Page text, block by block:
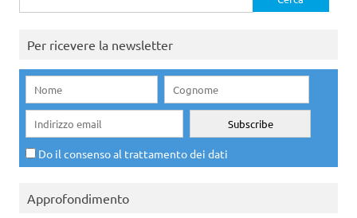
per:
Per ricevere la newsletter
Do il consenso al trattamento dei dati
Approfondimento